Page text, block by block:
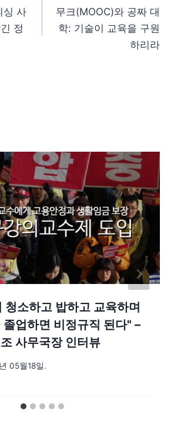
싱 사
정
무크(MOOC)와 공짜 대
학: 기술이 교육을 구원
하리라
청소하고 밥하고 교육하며
졸업하면 비정규직 된다" –
사무국장 인터뷰
05월18일.